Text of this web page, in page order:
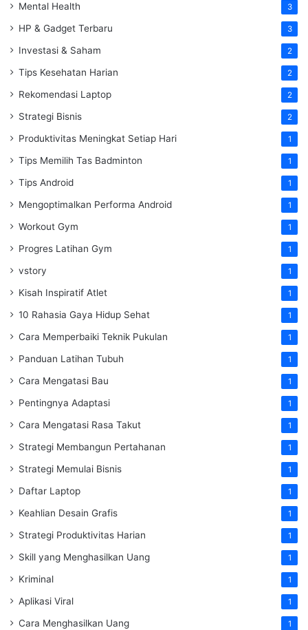
Mental Health 3
HP & Gadget Terbaru 3
Investasi & Saham 2
Tips Kesehatan Harian 2
Rekomendasi Laptop 2
Strategi Bisnis 2
Produktivitas Meningkat Setiap Hari 1
Tips Memilih Tas Badminton 1
Tips Android 1
Mengoptimalkan Performa Android 1
Workout Gym 1
Progres Latihan Gym 1
vstory 1
Kisah Inspiratif Atlet 1
10 Rahasia Gaya Hidup Sehat 1
Cara Memperbaiki Teknik Pukulan 1
Panduan Latihan Tubuh 1
Cara Mengatasi Bau 1
Pentingnya Adaptasi 1
Cara Mengatasi Rasa Takut 1
Strategi Membangun Pertahanan 1
Strategi Memulai Bisnis 1
Daftar Laptop 1
Keahlian Desain Grafis 1
Strategi Produktivitas Harian 1
Skill yang Menghasilkan Uang 1
Kriminal 1
Aplikasi Viral 1
Cara Menghasilkan Uang 1